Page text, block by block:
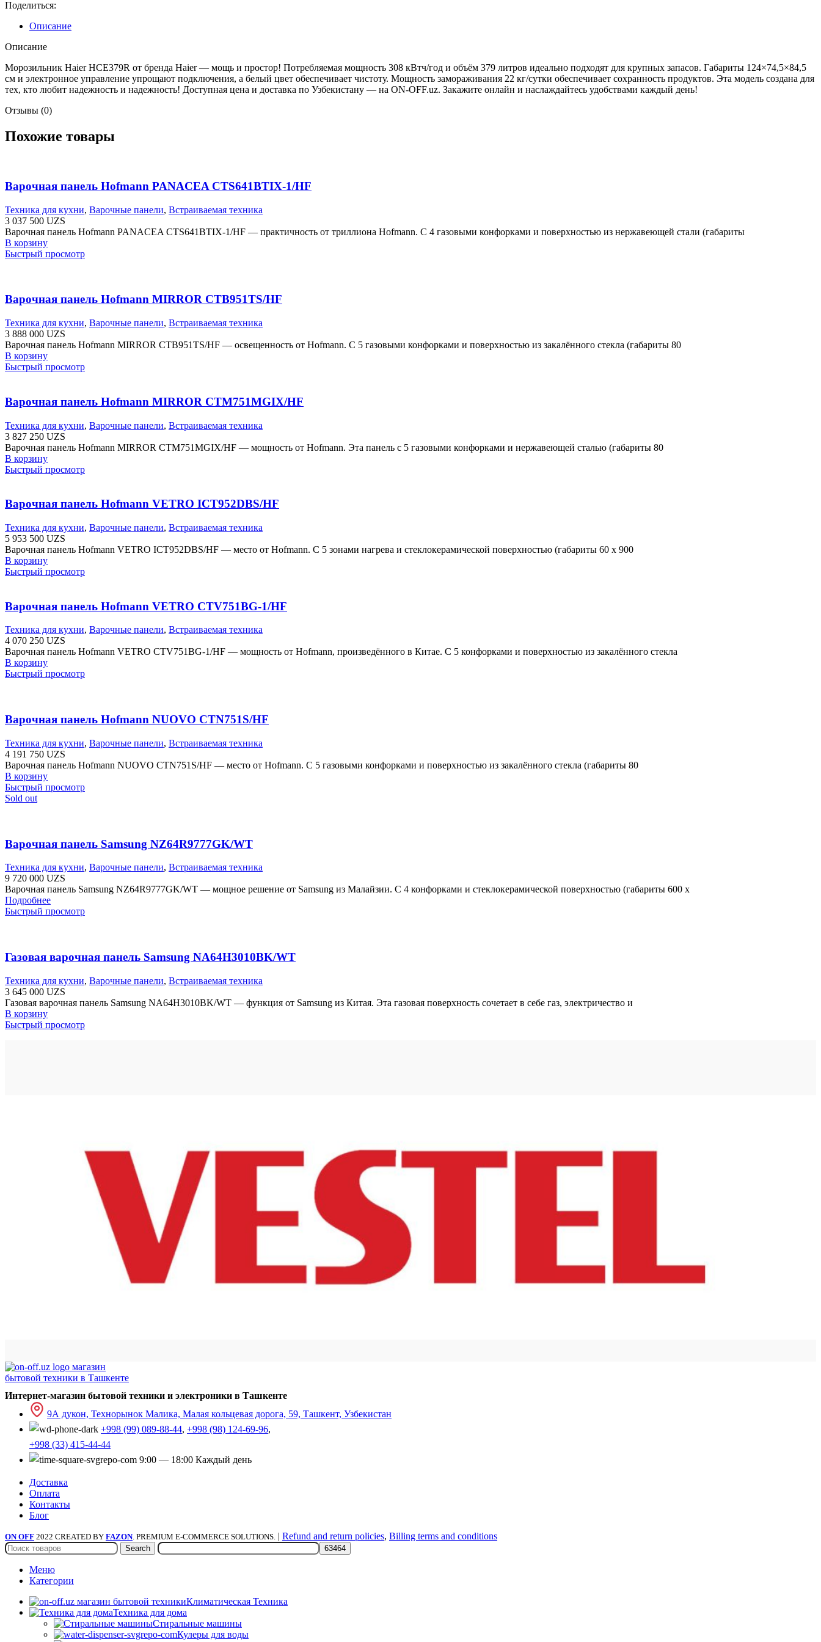
Поделиться:
Описание
Описание
Морозильник Haier HCE379R от бренда Haier — мощь и простор! Потребляемая мощность 308 кВтч/год и объём 379 литров идеально подходят для крупных запасов. Габариты 124×74,5×84,5
см и электронное управление упрощают подключения, а белый цвет обеспечивает чистоту. Мощность замораживания 22 кг/сутки обеспечивает сохранность продуктов. Эта модель создана для
тех, кто любит надежность и надежность! Доступная цена и доставка по Узбекистану — на ON-OFF.uz. Закажите онлайн и наслаждайтесь удобствами каждый день!
Отзывы (0)
Похожие товары
Варочная панель Hofmann PANACEA CTS641BTIX-1/HF
Техника для кухни, Варочные панели, Встраиваемая техника
3 037 500 UZS
Варочная панель Hofmann PANACEA CTS641BTIX-1/HF — практичность от триллиона Hofmann. С 4 газовыми конфорками и поверхностью из нержавеющей стали (габариты
В корзину
Быстрый просмотр
Варочная панель Hofmann MIRROR CTB951TS/HF
Техника для кухни, Варочные панели, Встраиваемая техника
3 888 000 UZS
Варочная панель Hofmann MIRROR CTB951TS/HF — освещенность от Hofmann. С 5 газовыми конфорками и поверхностью из закалённого стекла (габариты 80
В корзину
Быстрый просмотр
Варочная панель Hofmann MIRROR CTM751MGIX/HF
Техника для кухни, Варочные панели, Встраиваемая техника
3 827 250 UZS
Варочная панель Hofmann MIRROR CTM751MGIX/HF — мощность от Hofmann. Эта панель с 5 газовыми конфорками и нержавеющей сталью (габариты 80
В корзину
Быстрый просмотр
Варочная панель Hofmann VETRO ICT952DBS/HF
Техника для кухни, Варочные панели, Встраиваемая техника
5 953 500 UZS
Варочная панель Hofmann VETRO ICT952DBS/HF — место от Hofmann. С 5 зонами нагрева и стеклокерамической поверхностью (габариты 60 х 900
В корзину
Быстрый просмотр
Варочная панель Hofmann VETRO CTV751BG-1/HF
Техника для кухни, Варочные панели, Встраиваемая техника
4 070 250 UZS
Варочная панель Hofmann VETRO CTV751BG-1/HF — мощность от Hofmann, произведённого в Китае. С 5 конфорками и поверхностью из закалённого стекла
В корзину
Быстрый просмотр
Варочная панель Hofmann NUOVO CTN751S/HF
Техника для кухни, Варочные панели, Встраиваемая техника
4 191 750 UZS
Варочная панель Hofmann NUOVO CTN751S/HF — место от Hofmann. С 5 газовыми конфорками и поверхностью из закалённого стекла (габариты 80
В корзину
Быстрый просмотр
Sold out
Варочная панель Samsung NZ64R9777GK/WT
Техника для кухни, Варочные панели, Встраиваемая техника
9 720 000 UZS
Варочная панель Samsung NZ64R9777GK/WT — мощное решение от Samsung из Малайзии. С 4 конфорками и стеклокерамической поверхностью (габариты 600 х
Подробнее
Быстрый просмотр
Газовая варочная панель Samsung NA64H3010BK/WT
Техника для кухни, Варочные панели, Встраиваемая техника
3 645 000 UZS
Газовая варочная панель Samsung NA64H3010BK/WT — функция от Samsung из Китая. Эта газовая поверхность сочетает в себе газ, электричество и
В корзину
Быстрый просмотр
Интернет-магазин бытовой техники и электроники в Ташкенте
9А дукон, Технорынок Малика, Малая кольцевая дорога, 59, Ташкент, Узбекистан
+998 (99) 089-88-44, +998 (98) 124-69-96,
+998 (33) 415-44-44
9:00 — 18:00 Каждый день
Доставка
Оплата
Контакты
Блог
ON OFF 2022 CREATED BY FAZON. PREMIUM E-COMMERCE SOLUTIONS. | Refund and return policies, Billing terms and conditions
Search
Меню
Категории
Климатическая Техника
Техника для дома
Стиральные машины
Кулеры для воды